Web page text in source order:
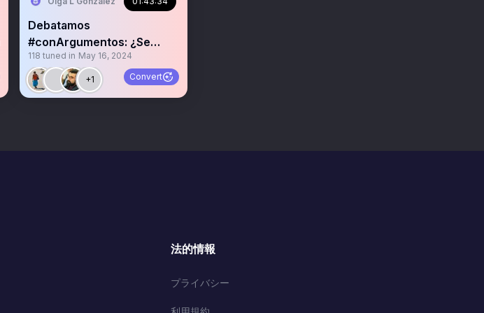
Debatamos
#conArgumentos: ¿Se
puede hacer ciencia en
Colombia?
118 tuned in May 16, 2024
+1 Convert
法的情報
プライバシー